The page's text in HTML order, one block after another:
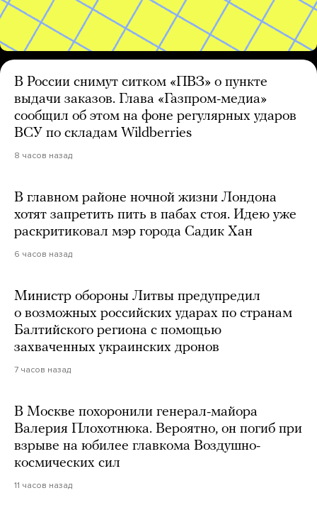
В России снимут ситком «ПВЗ» о пункте
выдачи заказов. Глава «Газпром-медиа»
сообщил об этом на фоне регулярных ударов
ВСУ по складам Wildberries
8 часов назад
В главном районе ночной жизни Лондона
хотят запретить пить в пабах стоя. Идею уже
раскритиковал мэр города Садик Хан
6 часов назад
Министр обороны Литвы предупредил
о возможных российских ударах по странам
Балтийского региона с помощью
захваченных украинских дронов
7 часов назад
В Москве похоронили генерал-майора
Валерия Плохотнюка. Вероятно, он погиб при
взрыве на юбилее главкома Воздушно-
космических сил
11 часов назад